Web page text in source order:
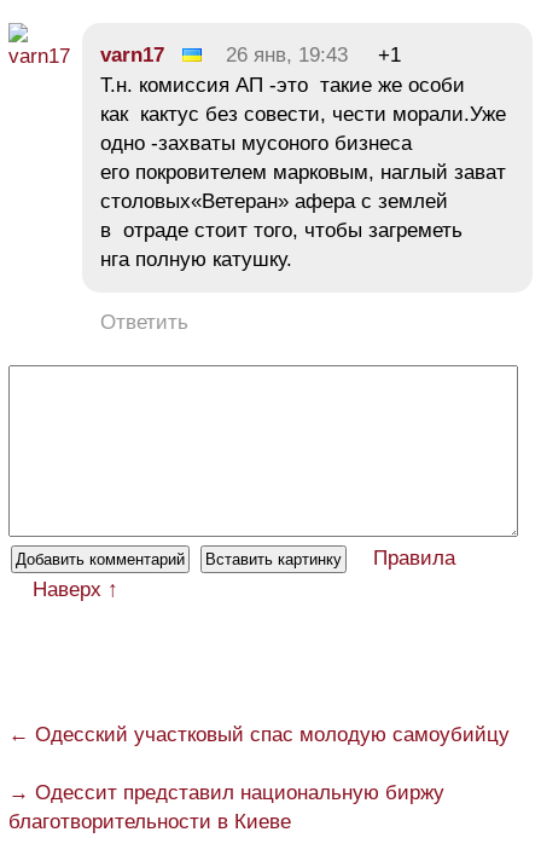
varn17 26 янв, 19:43
+1
Т.н. комиссия АП -это такие же особи
как кактус без совести, чести морали.Уже
одно -захваты мусоного бизнеса
его покровителем марковым, наглый зават
столовых«Ветеран» афера с землей
в отраде стоит того, чтобы загреметь
нга полную катушку.
Ответить
Правила
Наверх ↑
← Одесский участковый спас молодую самоубийцу
→ Одессит представил национальную биржу
благотворительности в Киеве